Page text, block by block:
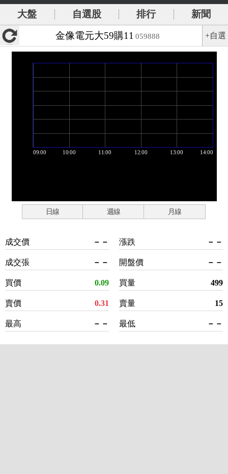
大盤 自選股 排行
新聞
金像電元大59購11 059888 +自選
日線 週線 月線
成交價 －－
成交張 －－
買價 0.09
賣價 0.31
最高 －－
漲跌 －－
開盤價 －－
買量 499
賣量 15
最低 －－